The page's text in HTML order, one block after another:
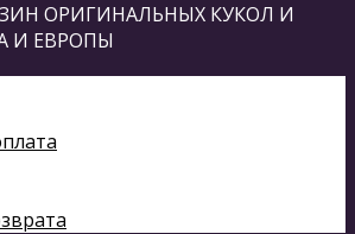
ОРИГИНАЛЬНЫХ КУКОЛ И
И ЕВРОПЫ